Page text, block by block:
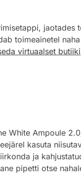
jaotades
toimeainetel
virtuaalset butiiki
White Ampoule
kasuta
ja
pipetti otse